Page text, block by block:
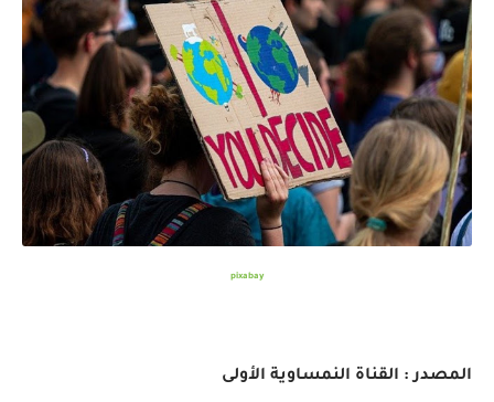
pixabay
المصدر : القناة النمساوية الأولى